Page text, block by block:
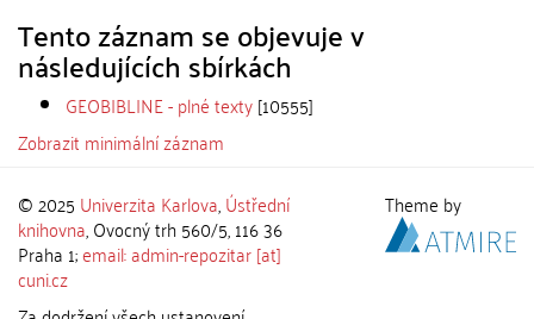
Tento záznam se objevuje v
následujících sbírkách
GEOBIBLINE - plné texty[10555]
Zobrazit minimální záznam
© 2025 Univerzita Karlova,Ústřední
knihovna, Ovocný trh 560/5, 116 36
Praha 1;email: admin-repozitar [at]
cuni.cz
Theme by